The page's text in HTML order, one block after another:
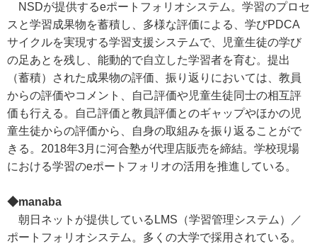
NSDが提供するeポートフォリオシステム。学習のプロセ
スと学習成果物を蓄積し、多様な評価による、学びPDCA
サイクルを実現する学習支援システムで、児童生徒の学び
の足あとを残し、能動的で自立した学習者を育む。提出
（蓄積）された成果物の評価、振り返りにおいては、教員
からの評価やコメント、自己評価や児童生徒同士の相互評
価も行える。自己評価と教員評価とのギャップやほかの児
童生徒からの評価から、自身の取組みを振り返ることがで
きる。2018年3月に河合塾が代理店販売を締結。学校現場
における学習のeポートフォリオの活用を推進している。
◆manaba
朝日ネットが提供しているLMS（学習管理システム）／
ポートフォリオシステム。多くの大学で採用されている。